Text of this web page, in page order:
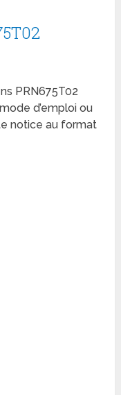
PRN675T02
d’emploi ou
notice au format